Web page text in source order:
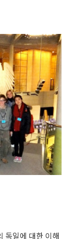
독일에 대한 이해